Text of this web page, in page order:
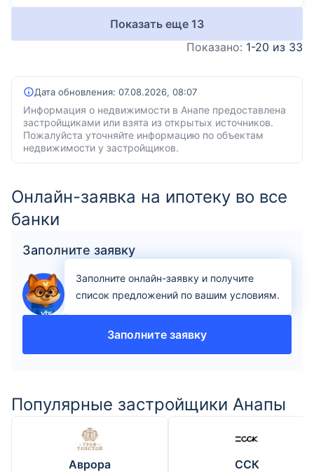
Показать еще 13
Показано: 1-20 из 33
Дата обновления: 07.08.2026, 08:07
Информация о недвижимости в Анапе предоставлена
застройщиками или взята из открытых источников.
Пожалуйста уточняйте информацию по объектам
недвижимости у застройщиков.
Онлайн-заявка на ипотеку во все
банки
Заполните заявку
Заполните онлайн-заявку и получите
список предложений по вашим условиям.
Заполните заявку
Популярные застройщики Анапы
Аврора
ССК